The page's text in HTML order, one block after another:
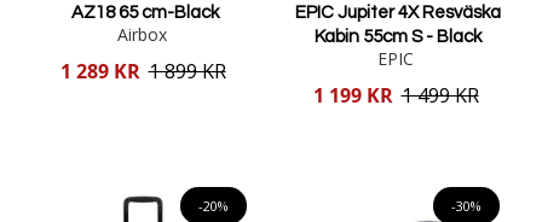
AZ18 65 cm-Black
Airbox
Reducerat
1 289 KR 1 899 KR
EPIC Jupiter 4X Resväska
Kabin 55cm S - Black
EPIC
Reducerat
1 199 KR 1 499 KR
-20% -30%